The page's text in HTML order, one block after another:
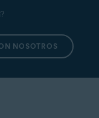
NOSOTROS